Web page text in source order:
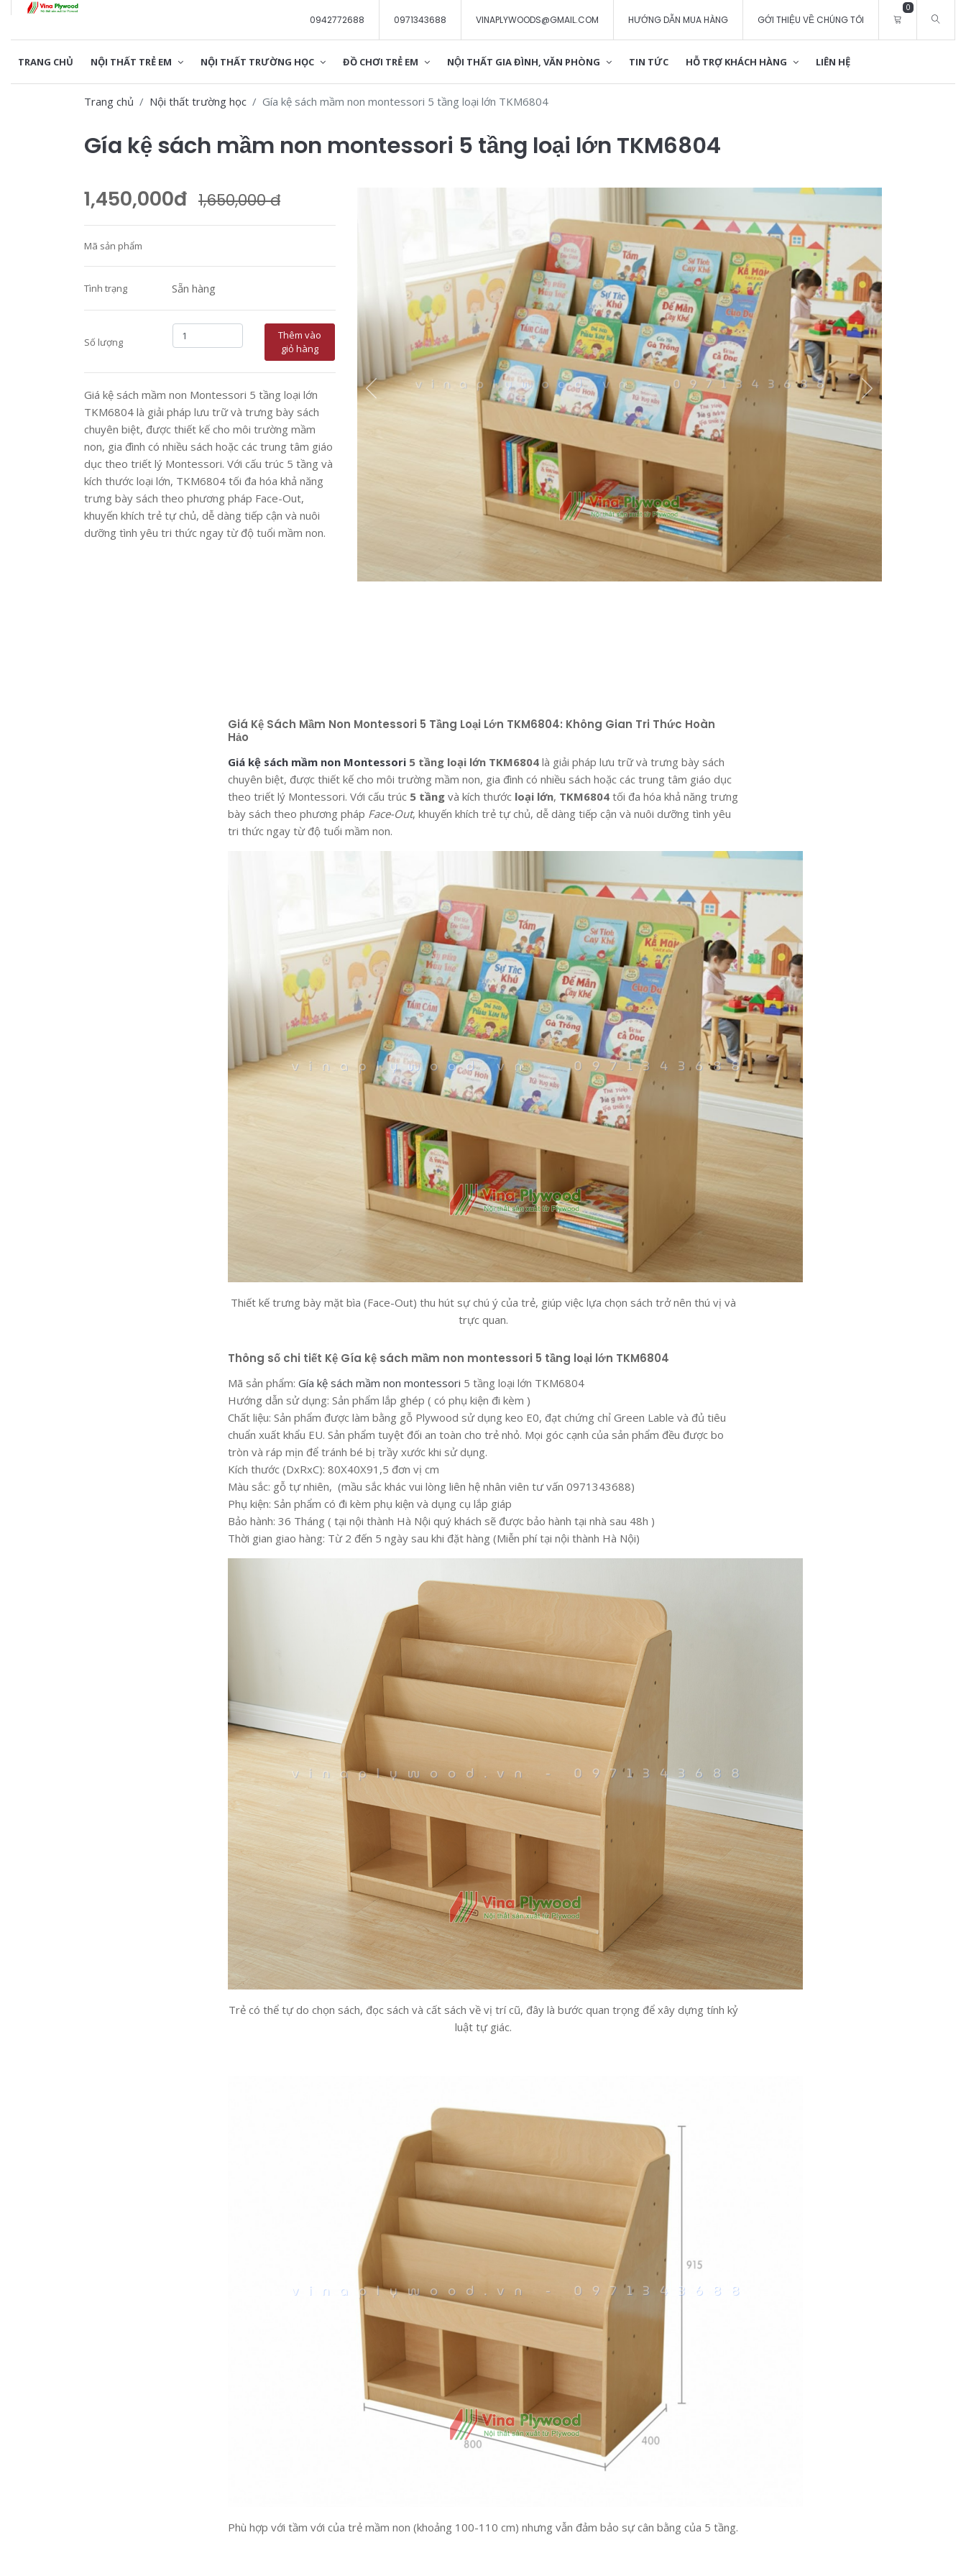
0
GỚI THIỆU VỀ CHÚNG TÔI
HƯỚNG DẪN MUA HÀNG
VINAPLYWOODS@GMAIL.COM
0971343688
0942772688
TRANG CHỦ NỘI THẤT TRẺ EM NỘI THẤT TRƯỜNG HỌC ĐỒ CHƠI TRẺ EM NỘI THẤT GIA ĐÌNH, VĂN PHÒNG TIN TỨC HỖ TRỢ KHÁCH HÀNG LIÊN HỆ
Trang chủ Nội thất trường học Gía kệ sách mầm non montessori 5 tầng loại lớn TKM6804
Gía kệ sách mầm non montessori 5 tầng loại lớn TKM6804
1,450,000đ 1,650,000 đ
Mã sản phẩm
Tình trạng Sẵn hàng
Số lượng
Thêm vào
giỏ hàng
Giá kệ sách mầm non Montessori 5 tầng loại lớn
TKM6804 là giải pháp lưu trữ và trưng bày sách
chuyên biệt, được thiết kế cho môi trường mầm
non, gia đình có nhiều sách hoặc các trung tâm giáo
dục theo triết lý Montessori. Với cấu trúc 5 tầng và
kích thước loại lớn, TKM6804 tối đa hóa khả năng
trưng bày sách theo phương pháp Face-Out,
khuyến khích trẻ tự chủ, dễ dàng tiếp cận và nuôi
dưỡng tình yêu tri thức ngay từ độ tuổi mầm non.
Giá Kệ Sách Mầm Non Montessori 5 Tầng Loại Lớn TKM6804: Không Gian Tri Thức Hoàn
Hảo
Giá kệ sách mầm non Montessori 5 tầng loại lớn TKM6804 là giải pháp lưu trữ và trưng bày sách
chuyên biệt, được thiết kế cho môi trường mầm non, gia đình có nhiều sách hoặc các trung tâm giáo dục
theo triết lý Montessori. Với cấu trúc 5 tầng và kích thước loại lớn, TKM6804 tối đa hóa khả năng trưng
bày sách theo phương pháp Face-Out, khuyến khích trẻ tự chủ, dễ dàng tiếp cận và nuôi dưỡng tình yêu
tri thức ngay từ độ tuổi mầm non.
Thiết kế trưng bày mặt bìa (Face-Out) thu hút sự chú ý của trẻ, giúp việc lựa chọn sách trở nên thú vị và
trực quan.
Thông số chi tiết Kệ Gía kệ sách mầm non montessori 5 tầng loại lớn TKM6804
Mã sản phẩm: Gía kệ sách mầm non montessori 5 tầng loại lớn TKM6804
Hướng dẫn sử dụng: Sản phẩm lắp ghép ( có phụ kiện đi kèm )
Chất liệu: Sản phẩm được làm bằng gỗ Plywood sử dụng keo E0, đạt chứng chỉ Green Lable và đủ tiêu
chuẩn xuất khẩu EU. Sản phẩm tuyệt đối an toàn cho trẻ nhỏ. Mọi góc cạnh của sản phẩm đều được bo
tròn và ráp mịn để tránh bé bị trầy xước khi sử dụng.
Kích thước (DxRxC): 80X40X91,5 đơn vị cm
Màu sắc: gỗ tự nhiên, (mầu sắc khác vui lòng liên hệ nhân viên tư vấn 0971343688)
Phụ kiện: Sản phẩm có đi kèm phụ kiện và dụng cụ lắp giáp
Bảo hành: 36 Tháng ( tại nội thành Hà Nội quý khách sẽ được bảo hành tại nhà sau 48h )
Thời gian giao hàng: Từ 2 đến 5 ngày sau khi đặt hàng (Miễn phí tại nội thành Hà Nội)
Trẻ có thể tự do chọn sách, đọc sách và cất sách về vị trí cũ, đây là bước quan trọng để xây dựng tính kỷ
luật tự giác.
Phù hợp với tầm với của trẻ mầm non (khoảng 100-110 cm) nhưng vẫn đảm bảo sự cân bằng của 5 tầng.